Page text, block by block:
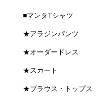
■マンタTシャツ
★アラジンパンツ
★オーダードレス
★スカート
★ブラウス・トップス